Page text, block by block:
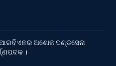
ଅଶୋକ ଦଣ୍ଡସେନା
।